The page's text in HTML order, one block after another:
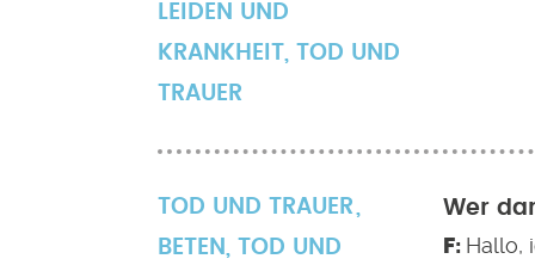
LEIDEN UND
KRANKHEIT, TOD UND
TRAUER
TOD UND TRAUER
BETEN , TOD UND
Wer
Hallo,